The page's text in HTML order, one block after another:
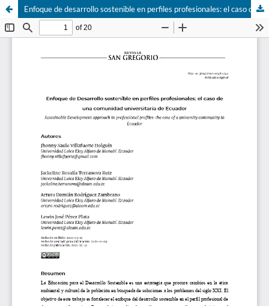
Enfoque de desarrollo sostenible en perfiles profesionales: el caso de una comunidad universitaria de Ecuador